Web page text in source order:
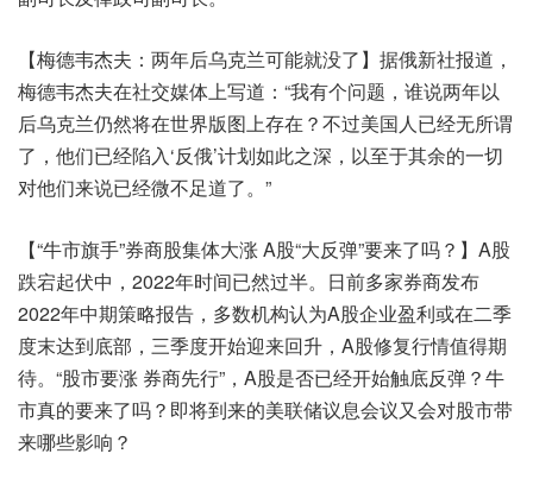
【梅德韦杰夫：两年后乌克兰可能就没了】据俄新社报道，
梅德韦杰夫在社交媒体上写道：“我有个问题，谁说两年以
后乌克兰仍然将在世界版图上存在？不过美国人已经无所谓
了，他们已经陷入‘反俄’计划如此之深，以至于其余的一切
对他们来说已经微不足道了。”
【“牛市旗手”券商股集体大涨 A股“大反弹”要来了吗？】A股
跌宕起伏中，2022年时间已然过半。日前多家券商发布
2022年中期策略报告，多数机构认为A股企业盈利或在二季
度末达到底部，三季度开始迎来回升，A股修复行情值得期
待。“股市要涨 券商先行”，A股是否已经开始触底反弹？牛
市真的要来了吗？即将到来的美联储议息会议又会对股市带
来哪些影响？